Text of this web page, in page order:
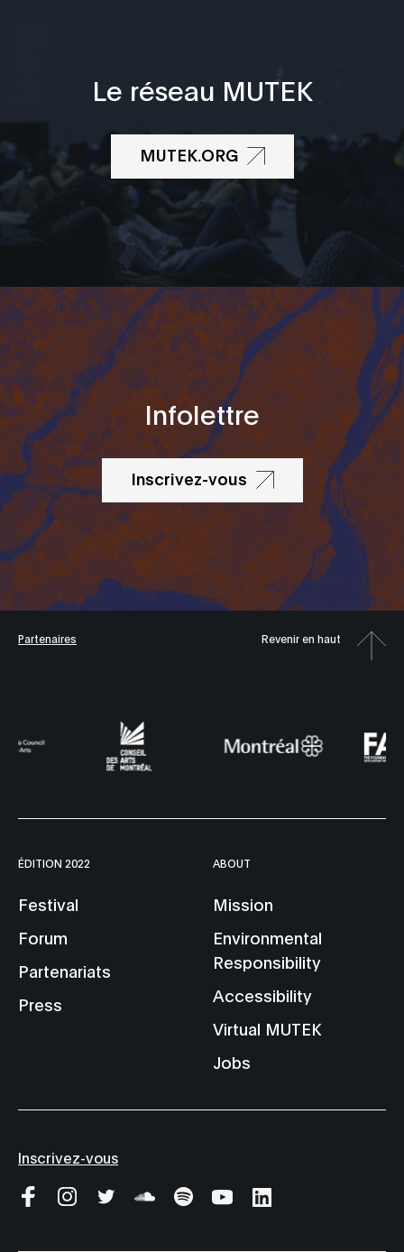
Le réseau MUTEK
MUTEK.ORG
Infolettre
Inscrivez-vous
Partenaires Revenir en haut
ÉDITION 2022
Festival
Forum
Partenariats
Press
ABOUT
Mission
Environmental
Responsibility
Accessibility
Virtual MUTEK
Jobs
Inscrivez-vous